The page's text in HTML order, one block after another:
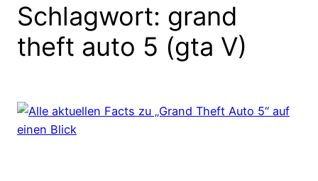
Schlagwort: grand
theft auto 5 (gta V)